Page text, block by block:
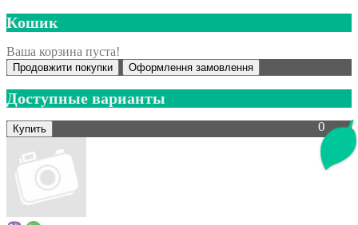
Кошик
Ваша корзина пуста!
Продовжити покупки Оформлення замовлення
0
Доступные варианты